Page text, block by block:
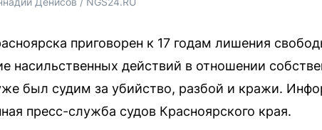
приговорен к 17 годам лишения
насильственных действий в отношении
был судим за убийство, разбой и кражи.
пресс-служба судов Красноярского края.